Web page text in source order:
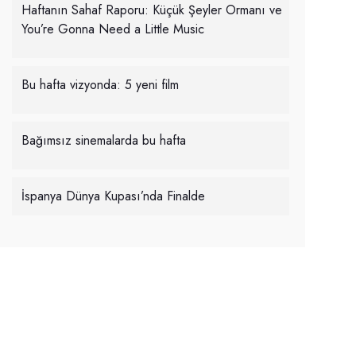
Haftanın Sahaf Raporu: Küçük Şeyler Ormanı ve
You’re Gonna Need a Little Music
Bu hafta vizyonda: 5 yeni film
Bağımsız sinemalarda bu hafta
İspanya Dünya Kupası’nda Finalde